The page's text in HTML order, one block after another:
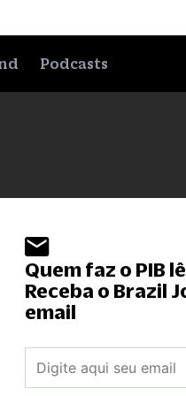
Podcasts
Quem faz o PIB
Receba o Brazil
email